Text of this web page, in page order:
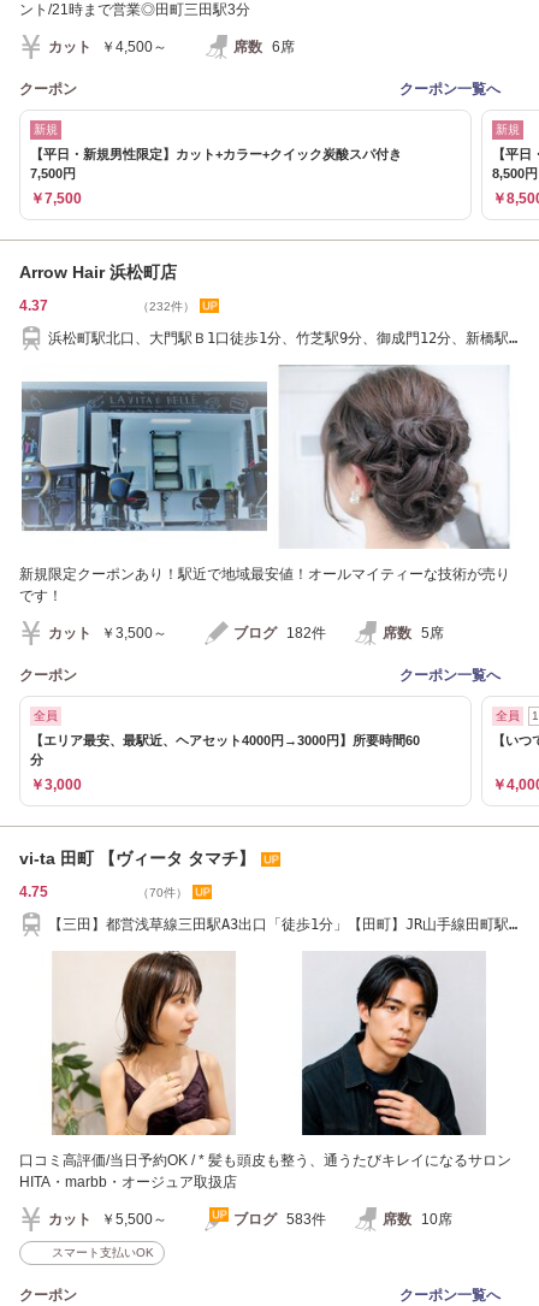
ント/21時まで営業◎田町三田駅3分
カット ￥4,500～ 席数 6席
クーポン クーポン一覧へ
新規
【平日・新規男性限定】カット+カラー+クイック炭酸スパ付き
7,500円
￥7,500
新規
【平
8,500円
￥
Arrow Hair 浜松町店
4.37 （232件）
浜松町駅北口、大門駅Ｂ1口徒歩1分、竹芝駅9分、御成門12分、新橋駅
新規限定クーポンあり！駅近で地域最安値！オールマイティーな技術が売り
です！
カット ￥3,500～ ブログ 182件 席数 5席
クーポン クーポン一覧へ
全員
【エリア最安、最駅近、ヘアセット4000円→3000円】所要時間60
分
￥3,000
全員
【い
￥
vi-ta 田町 【ヴィータ タマチ】
4.75 （70件）
【三田】都営浅草線三田駅A3出口「徒歩1分」【田町】JR山手線田町駅
口コミ高評価/当日予約OK / * 髪も頭皮も整う、通うたびキレイになるサロン
HITA・marbb・オージュア取扱店
カット ￥5,500～ ブログ 583件 席数 10席
スマート支払いOK
クーポン クーポン一覧へ